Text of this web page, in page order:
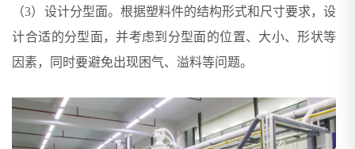
（3）设计分型面。根据塑料件的结构形式和尺寸要求，设
计合适的分型面，并考虑到分型面的位置、大小、形状等
因素，同时要避免出现困气、溢料等问题。